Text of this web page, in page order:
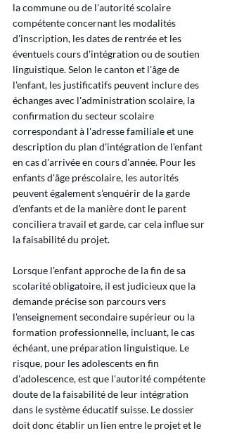
la commune ou de l'autorité scolaire
compétente concernant les modalités
d'inscription, les dates de rentrée et les
éventuels cours d'intégration ou de soutien
linguistique. Selon le canton et l'âge de
l'enfant, les justificatifs peuvent inclure des
échanges avec l'administration scolaire, la
confirmation du secteur scolaire
correspondant à l'adresse familiale et une
description du plan d'intégration de l'enfant
en cas d'arrivée en cours d'année. Pour les
enfants d'âge préscolaire, les autorités
peuvent également s'enquérir de la garde
d'enfants et de la manière dont le parent
conciliera travail et garde, car cela influe sur
la faisabilité du projet.
Lorsque l'enfant approche de la fin de sa
scolarité obligatoire, il est judicieux que la
demande précise son parcours vers
l'enseignement secondaire supérieur ou la
formation professionnelle, incluant, le cas
échéant, une préparation linguistique. Le
risque, pour les adolescents en fin
d'adolescence, est que l'autorité compétente
doute de la faisabilité de leur intégration
dans le système éducatif suisse. Le dossier
doit donc établir un lien entre le projet et le